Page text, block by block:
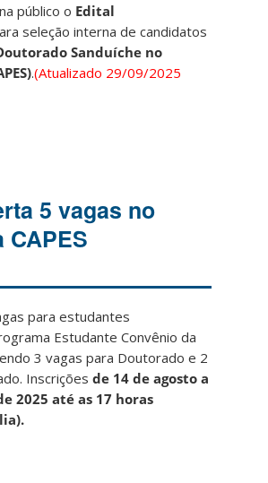
público o Edital
seleção interna de candidatos
Sanduíche no
.(Atualizado 29/09/2025
5 vagas no
CAPES
para estudantes
Estudante Convênio da
3 vagas para Doutorado e 2
Inscriçõesde 14 de agosto a
2025 até as 17 horas